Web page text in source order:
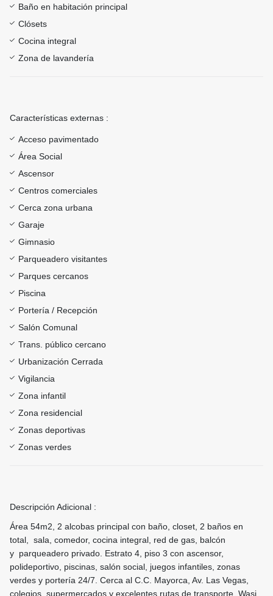
Baño en habitación principal
Clósets
Cocina integral
Zona de lavandería
Características externas :
Acceso pavimentado
Área Social
Ascensor
Centros comerciales
Cerca zona urbana
Garaje
Gimnasio
Parqueadero visitantes
Parques cercanos
Piscina
Portería / Recepción
Salón Comunal
Trans. público cercano
Urbanización Cerrada
Vigilancia
Zona infantil
Zona residencial
Zonas deportivas
Zonas verdes
Descripción Adicional :
Área 54m2, 2 alcobas principal con baño, closet, 2 baños en
total, sala, comedor, cocina integral, red de gas, balcón
y parqueadero privado. Estrato 4, piso 3 con ascensor,
polideportivo, piscinas, salón social, juegos infantiles, zonas
verdes y portería 24/7. Cerca al C.C. Mayorca, Av. Las Vegas,
colegios, supermercados y excelentes rutas de transporte. Wasi